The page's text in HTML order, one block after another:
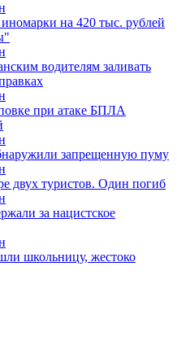
на 420 тыс. рублей
водителям заливать
при атаке БПЛА
запрещенную пуму
двух туристов. Один погиб
за нацистское
школьницу, жестоко